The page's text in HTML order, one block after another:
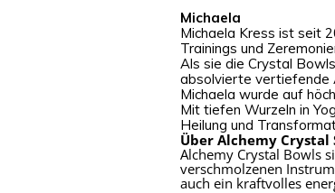
Michaela
Michaela Kress ist seit
Trainings und
Als sie die Crystal
absolvierte vertiefende
Michaela wurde auf
Mit tiefen Wurzeln in
Heilung und
Über Alchemy Crystal
Alchemy Crystal Bowls
verschmolzenen
auch ein kraftvolles